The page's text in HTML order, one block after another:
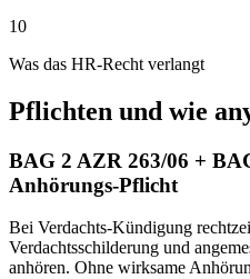
10
Was das HR-Recht verlangt
Pflichten und wie
BAG 2 AZR 263/06 +
Anhörungs-Pflicht
Bei Verdachts-Kündigung
Verdachtsschilderung und
anhören. Ohne wirksame